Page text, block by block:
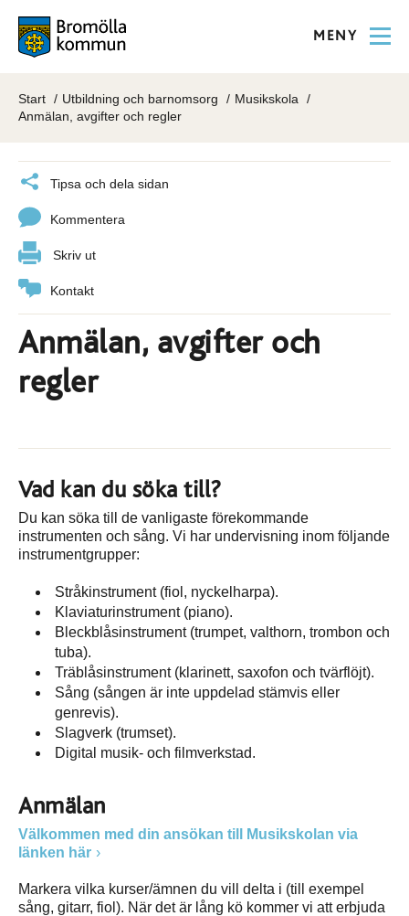
MENY
Start Utbildning och barnomsorg
Musikskola
Anmälan, avgifter och regler
Tipsa och dela sidan
Kommentera
Skriv ut
Kontakt
Anmälan, avgifter och
regler
Vad kan du söka till?
Du kan söka till de vanligaste förekommande
instrumenten och sång. Vi har undervisning inom följande
instrumentgrupper:
Stråkinstrument (fiol, nyckelharpa).
Klaviaturinstrument (piano).
Bleckblåsinstrument (trumpet, valthorn, trombon och
tuba).
Träblåsinstrument (klarinett, saxofon och tvärflöjt).
Sång (sången är inte uppdelad stämvis eller
genrevis).
Slagverk (trumset).
Digital musik- och filmverkstad.
Anmälan
Välkommen med din ansökan till Musikskolan via
länken här
Markera vilka kurser/ämnen du vill delta i (till exempel
sång, gitarr, fiol). När det är lång kö kommer vi att erbjuda